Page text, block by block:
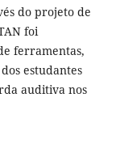
do projeto de
foi
ferramentas,
estudantes
auditiva nos